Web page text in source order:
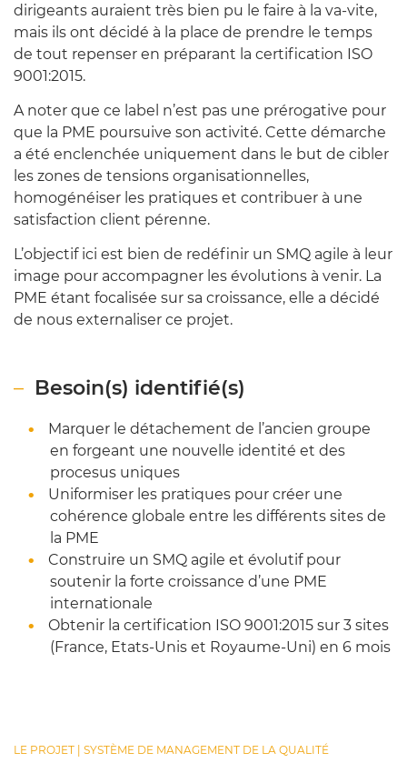
dirigeants auraient très bien pu le faire à la va-vite,
mais ils ont décidé à la place de prendre le temps
de tout repenser en préparant la certification ISO
9001:2015.
A noter que ce label n’est pas une prérogative pour
que la PME poursuive son activité. Cette démarche
a été enclenchée uniquement dans le but de cibler
les zones de tensions organisationnelles,
homogénéiser les pratiques et contribuer à une
satisfaction client pérenne.
L’objectif ici est bien de redéfinir un SMQ agile à leur
image pour accompagner les évolutions à venir. La
PME étant focalisée sur sa croissance, elle a décidé
de nous externaliser ce projet.
Besoin(s) identifié(s)
Marquer le détachement de l’ancien groupe
en forgeant une nouvelle identité et des
procesus uniques
Uniformiser les pratiques pour créer une
cohérence globale entre les différents sites de
la PME
Construire un SMQ agile et évolutif pour
soutenir la forte croissance d’une PME
internationale
Obtenir la certification ISO 9001:2015 sur 3 sites
(France, Etats-Unis et Royaume-Uni) en 6 mois
LE PROJET | SYSTÈME DE MANAGEMENT DE LA QUALITÉ